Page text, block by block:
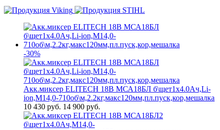
-30%
Акк.миксер ELITECH 18В МСА18БЛ б\щет1х4.0Ач,Li-
ion,М14,0-710об\м,2.2кг,макс120мм,пл.пуск,кор,мешалка
10 430 руб. 14 900 руб.